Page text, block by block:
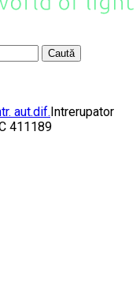
Caută
aut.dif.Intrerupator
411189